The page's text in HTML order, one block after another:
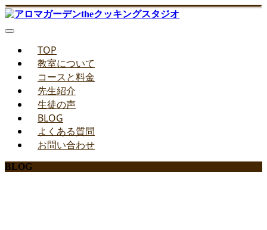
TOP
教室について
コースと料金
先生紹介
生徒の声
BLOG
よくある質問
お問い合わせ
BLOG